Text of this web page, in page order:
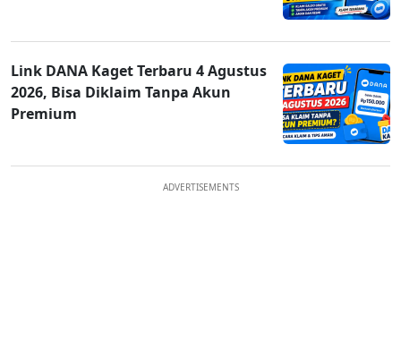
Link DANA Kaget Terbaru 4 Agustus
2026, Bisa Diklaim Tanpa Akun
Premium
ADVERTISEMENTS